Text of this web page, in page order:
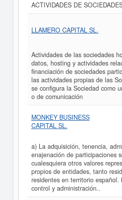
ACTIVIDADES DE
LLAMERO CAPITAL SL.
Actividades de las sociedades
datos, hosting y actividades
financiación de sociedades
las actividades propias de las
se configura la Sociedad como
o de comunicación
MONKEY BUSINESS
CAPITAL SL.
a) La adquisición, tenencia,
enajenación de participaciones
cualesquiera otros valores
propios de entidades, tanto
residentes en territorio
control y administración..